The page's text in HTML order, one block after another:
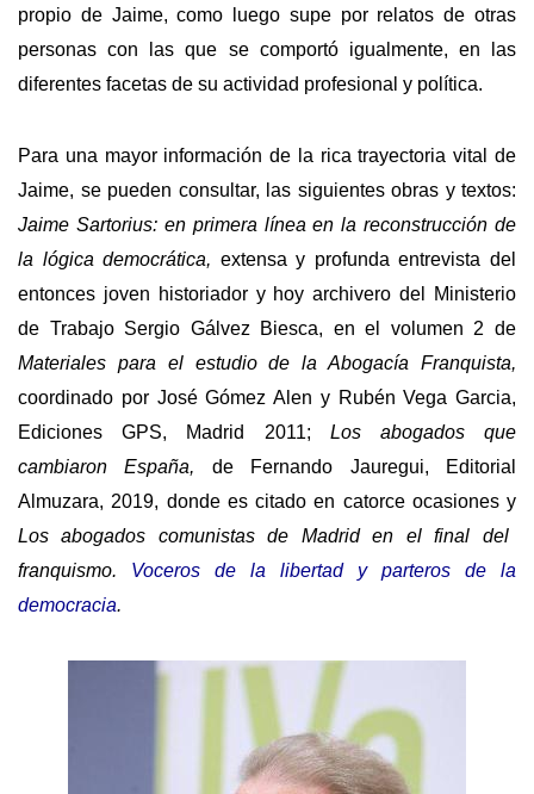
propio de Jaime, como luego supe por relatos de otras
personas con las que se comportó igualmente, en las
diferentes facetas de su actividad profesional y política.
Para una mayor información de la rica trayectoria vital de
Jaime, se pueden consultar, las siguientes obras y textos:
Jaime Sartorius: en primera línea en la reconstrucción de
la lógica democrática, extensa y profunda entrevista del
entonces joven historiador y hoy archivero del Ministerio
de Trabajo Sergio Gálvez Biesca, en el volumen 2 de
Materiales para el estudio de la Abogacía Franquista,
coordinado por José Gómez Alen y Rubén Vega Garcia,
Ediciones GPS, Madrid 2011; Los abogados que
cambiaron España, de Fernando Jauregui, Editorial
Almuzara, 2019, donde es citado en catorce ocasiones y
Los abogados comunistas de Madrid en el final del
franquismo. Voceros de la libertad y parteros de la
democracia.